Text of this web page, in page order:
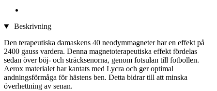
Beskrivning
Den terapeutiska damaskens 40 neodymmagneter har en effekt på
2400 gauss vardera. Denna magnetoterapeutiska effekt fördelas
sedan över böj- och sträcksenorna, genom fotsulan till fotbollen.
Aerox materialet har kantats med Lycra och ger optimal
andningsförmåga för hästens ben. Detta bidrar till att minska
överhettning av senan.